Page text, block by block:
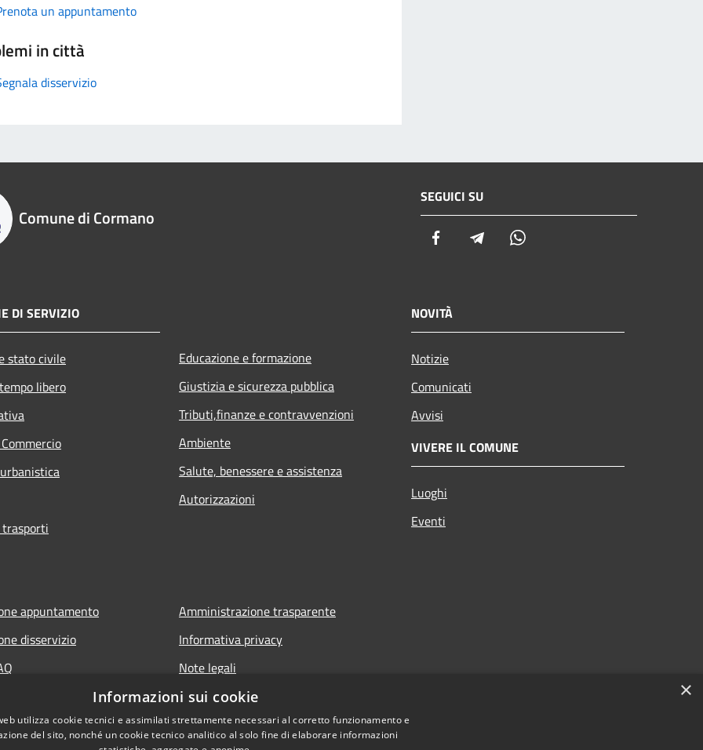
un appuntamento
in città
disservizio
Comune di Cormano
SEGUICI SU
Facebook Telegram
DI SERVIZIO
stato civile
libero
Educazione e formazione
Giustizia e sicurezza pubblica
Tributi,finanze e contravvenzioni
Ambiente
Salute, benessere e assistenza
Autorizzazioni
NOVITÀ
Notizie
Comunicati
Avvisi
VIVERE IL COMUNE
Luoghi
Eventi
appuntamento
disservizio
Amministrazione trasparente
Informativa privacy
Note legali
Dichiarazione di accessibilità
×
Informazioni sui cookie
utilizza cookie tecnici e assimilati strettamente necessari al corretto funzionamento e
del sito, nonché un cookie tecnico analitico al solo fine di elaborare informazioni